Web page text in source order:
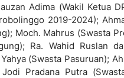
Adima (Wakil Ketua
2019-2024);
Moch. Mahrus (Swasta
Ra. Wahid Ruslan
(Swasta Pasuruan);
Jodi Pradana Putra